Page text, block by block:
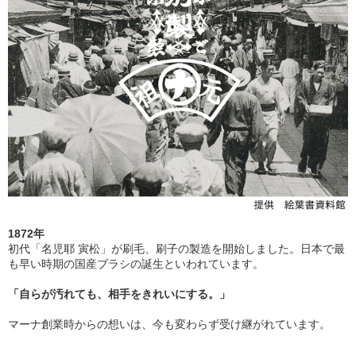
1872年
初代「名児耶 寅松」が刷毛、刷子の製造を開始しました。日本で最
も早い時期の国産ブラシの誕生といわれています。
「自らが汚れても、相手をきれいにする。」
マーナ創業時からの想いは、今も変わらず受け継がれています。